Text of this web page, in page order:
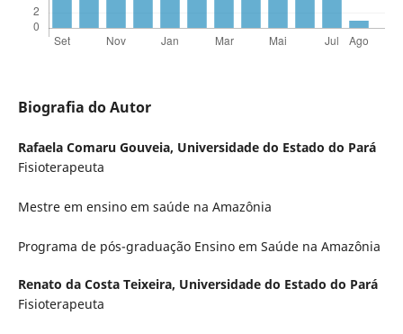
Biografia do Autor
Rafaela Comaru Gouveia, Universidade do Estado do Pará
Fisioterapeuta
Mestre em ensino em saúde na Amazônia
Programa de pós-graduação Ensino em Saúde na Amazônia
Renato da Costa Teixeira, Universidade do Estado do Pará
Fisioterapeuta